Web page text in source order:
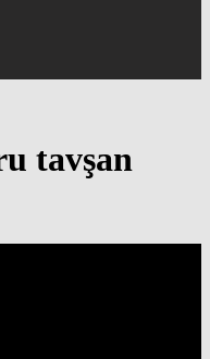
tavşan